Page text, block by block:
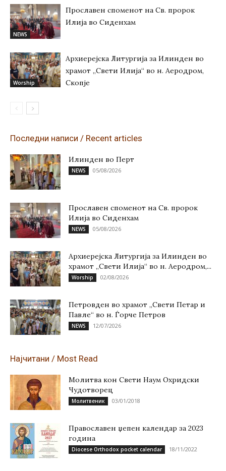
NEWS
Прославен споменот на Св. пророк
Илија во Сиденхам
Worship
Архиерејска Литургија за Илинден во
храмот „Свети Илија“ во н. Аеродром,
Скопје
Последни написи / Recent articles
Илинден во Перт
NEWS 05/08/2026
Прославен споменот на Св. пророк
Илија во Сиденхам
NEWS 05/08/2026
Архиерејска Литургија за Илинден во
храмот „Свети Илија“ во н. Аеродром,...
Worship 02/08/2026
Петровден во храмот „Свети Петар и
Павле“ во н. Ѓорче Петров
NEWS 12/07/2026
Најчитани / Most Read
Молитва кон Свети Наум Охридски
Чудотворец
Молитвеник 03/01/2018
Православен џепен календар за 2023
година
Diocese Orthodox pocket calendar 18/11/2022